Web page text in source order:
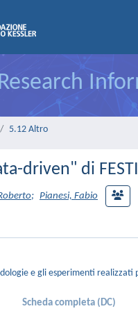
5.12 Altro
driven" di
; Pianesi, Fabio
e gli esperimenti realizzati
Scheda completa (DC)